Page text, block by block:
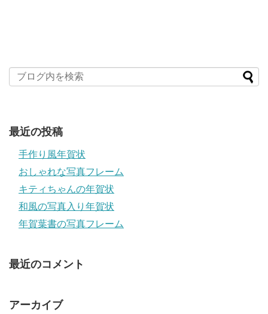
最近の投稿
手作り風年賀状
おしゃれな写真フレーム
キティちゃんの年賀状
和風の写真入り年賀状
年賀葉書の写真フレーム
最近のコメント
アーカイブ